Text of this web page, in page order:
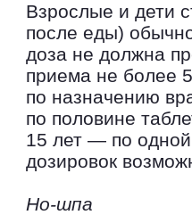
Взрослые и дети
после еды)
доза не должна
приема не более
по назначению
по половине
15 лет — по
дозировок
Но-шпа